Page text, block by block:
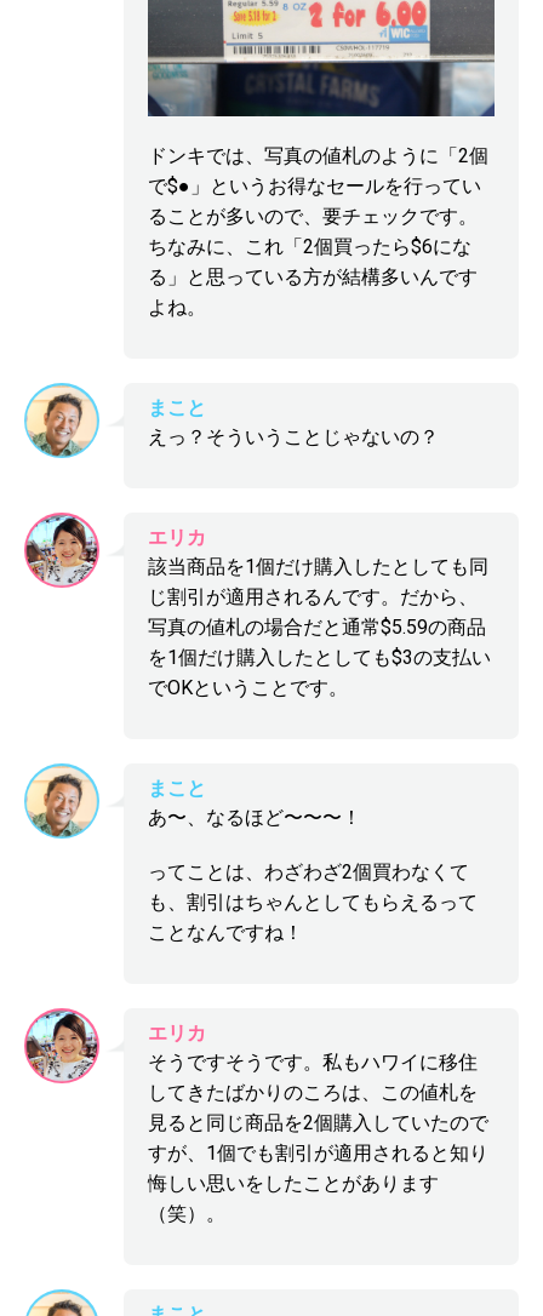
ドンキでは、写真の値札のように「2個
で$●」というお得なセールを行ってい
ることが多いので、要チェックです。
ちなみに、これ「2個買ったら$6にな
る」と思っている方が結構多いんです
よね。
まこと
えっ？そういうことじゃないの？
エリカ
該当商品を1個だけ購入したとしても同
じ割引が適用されるんです。だから、
写真の値札の場合だと通常$5.59の商品
を1個だけ購入したとしても$3の支払い
でOKということです。
まこと
あ〜、なるほど〜〜〜！
ってことは、わざわざ2個買わなくて
も、割引はちゃんとしてもらえるって
ことなんですね！
エリカ
そうですそうです。私もハワイに移住
してきたばかりのころは、この値札を
見ると同じ商品を2個購入していたので
すが、1個でも割引が適用されると知り
悔しい思いをしたことがあります
（笑）。